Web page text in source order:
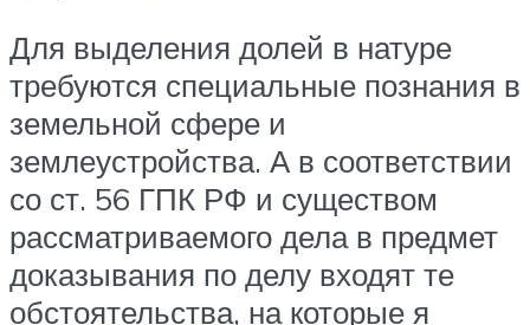
Для выделения долей в натуре
требуются специальные познания в
земельной сфере и
землеустройства. А в соответствии
со ст. 56 ГПК РФ и существом
рассматриваемого дела в предмет
доказывания по делу входят те
обстоятельства, на которые я